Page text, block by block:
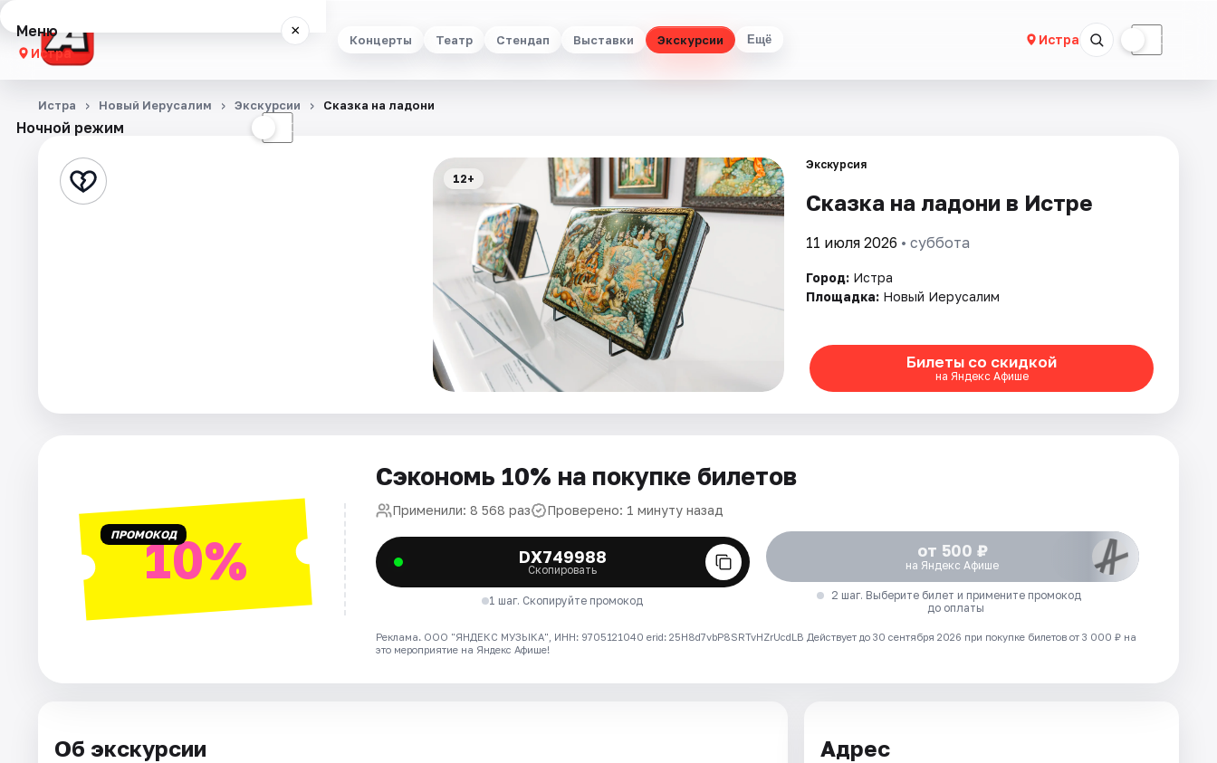
Концерты Театр Стендап Выставки Экскурсии Ещё Истра ☾
Меню ×
Истра
Концерты
Стендап
Площадки
Ночной режим ☾
Истра Новый Иерусалим Экскурсии Сказка на ладони
12+
Экскурсия
Сказка на ладони в Истре
11 июля 2026 • суббота
Город: Истра
Площадка: Новый Иерусалим
Билеты со скидкой
на Яндекс Афише
ПРОМОКОД10%
Сэкономь 10% на покупке билетов
Применили: 8 568 раз Проверено: 1 минуту назад
DX749988
Скопировать
1 шаг. Скопируйте промокод
от 500 ₽
на Яндекс Афише
2 шаг. Выберите билет и примените промокод
до оплаты
Реклама. ООО "ЯНДЕКС МУЗЫКА", ИНН: 9705121040 erid: 25H8d7vbP8SRTvHZrUcdLB Действует до 30 сентября 2026 при покупке билетов от 3 000 ₽ на
это мероприятие на Яндекс Афише!
Об экскурсии Адрес